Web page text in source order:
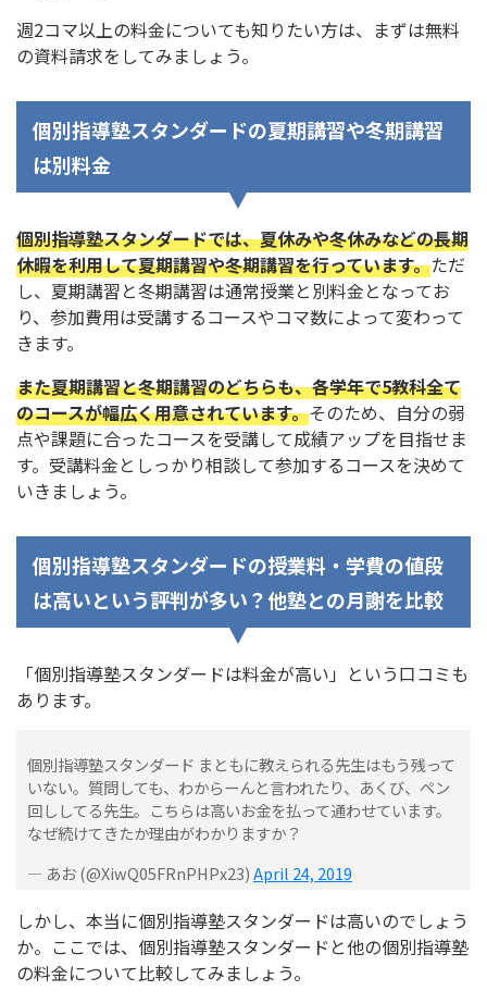
週2コマ以上の料金についても知りたい方は、まずは無料
の資料請求をしてみましょう。
個別指導塾スタンダードの夏期講習や冬期講習
は別料金
個別指導塾スタンダードでは、夏休みや冬休みなどの長期
休暇を利用して夏期講習や冬期講習を行っています。ただ
し、夏期講習と冬期講習は通常授業と別料金となってお
り、参加費用は受講するコースやコマ数によって変わって
きます。
また夏期講習と冬期講習のどちらも、各学年で5教科全て
のコースが幅広く用意されています。そのため、自分の弱
点や課題に合ったコースを受講して成績アップを目指せま
す。受講料金としっかり相談して参加するコースを決めて
いきましょう。
個別指導塾スタンダードの授業料・学費の値段
は高いという評判が多い？他塾との月謝を比較
「個別指導塾スタンダードは料金が高い」という口コミも
あります。
個別指導塾スタンダード まともに教えられる先生はもう残って
いない。質問しても、わからーんと言われたり、あくび、ペン
回ししてる先生。こちらは高いお金を払って通わせています。
なぜ続けてきたか理由がわかりますか？
— あお (@XiwQ05FRnPHPx23)April 24, 2019
しかし、本当に個別指導塾スタンダードは高いのでしょう
か。ここでは、個別指導塾スタンダードと他の個別指導塾
の料金について比較してみましょう。